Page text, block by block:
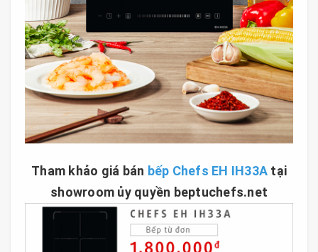
Tham khảo giá bán bếp Chefs EH IH33A tại
showroom ủy quyền beptuchefs.net